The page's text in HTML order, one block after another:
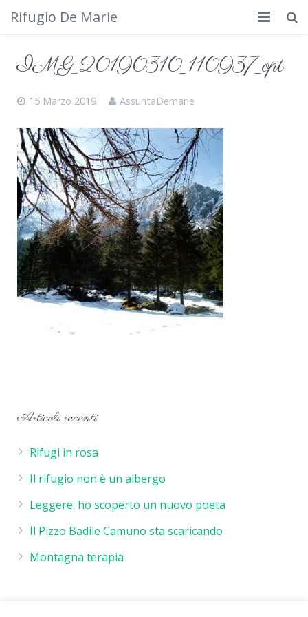
Rifugio De Marie
Cosa fare
Calendario
Foto
Cimbergo da vedere
Contatti
IMG_20190310_110937_opt
15 Marzo 2019 AssuntaDemarie
Articoli recenti
Rifugi in rosa
Il rifugio non è un albergo
Leggere: ho scoperto un nuovo poeta
Il Pizzo Badile Camuno sta scaricando
Montagna terapia